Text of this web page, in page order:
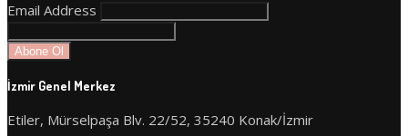
Email Address
İzmir Genel Merkez
Etiler, Mürselpaşa Blv. 22/52, 35240 Konak/İzmir